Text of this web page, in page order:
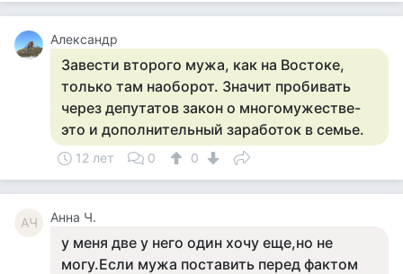
Александр
Завести второго мужа, как на Востоке,
только там наоборот. Значит пробивать
через депутатов закон о многомужестве-
это и дополнительный заработок в семье.
12 лет 0 0
АЧ Анна Ч.
у меня две у него один хочу еще,но не
могу.Если мужа поставить перед фактом